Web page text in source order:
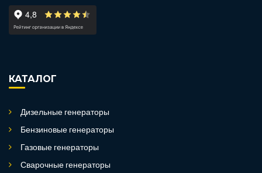
КАТАЛОГ
Дизельные генераторы
Бензиновые генераторы
Газовые генераторы
Сварочные генераторы